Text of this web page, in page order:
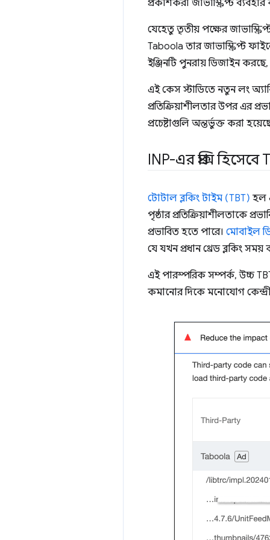
প্রকাশকরা জাভাস্ক্রিপ্ট
যেহেতু তৃতীয় পক্ষের
Taboola তার জাভাস্ক্রিপ্ট
ইঞ্জিনটি পুনরায় ডিজাইন
এই কেস স্টাডিতে নতুন লং
প্রতিক্রিয়াশীলতার উপর এর
প্রচেষ্টাগুলি অন্তর্ভুক্ত করা
INP-এর প্রক্সি হিসেবে
টোটাল ব্লকিং টাইম (TBT) হল
পৃষ্ঠার প্রতিক্রিয়াশীলতাকে
প্রভাবিত হতে পারে। মোবাইল
যে যখন প্রধান থ্রেড ব্লকিং
এই পারস্পরিক সম্পর্ক, উচ্চ
কমানোর দিকে মনোযোগ